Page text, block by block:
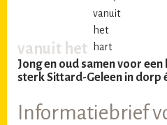
vanuit het
Jong en oud samen voor
sterk Sittard-Geleen in dorp
Informatiebrief